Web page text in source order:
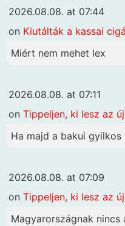
2026.08.08. at 07:44
on Kiutálták a kassai
Miért nem mehet lex
2026.08.08. at 07:11
on Tippeljen, ki lesz az
Ha majd a bakui gyilkos
2026.08.08. at 07:09
on Tippeljen, ki lesz az
Magyarországnak